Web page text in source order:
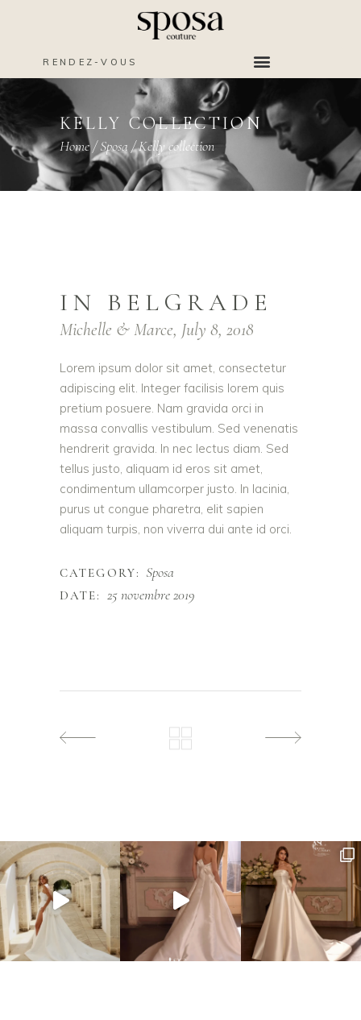
RENDEZ-VOUS
KELLY COLLECTION
Home/Sposa/Kelly collection
IN BELGRADE
Michelle & Marce, July 8, 2018
Lorem ipsum dolor sit amet, consectetur
adipiscing elit. Integer facilisis lorem quis
pretium posuere. Nam gravida orci in
massa convallis vestibulum. Sed venenatis
hendrerit gravida. In nec lectus diam. Sed
tellus justo, aliquam id eros sit amet,
condimentum ullamcorper justo. In lacinia,
purus ut congue pharetra, elit sapien
aliquam turpis, non viverra dui ante id orci.
CATEGORY: Sposa
DATE: 25 novembre 2019